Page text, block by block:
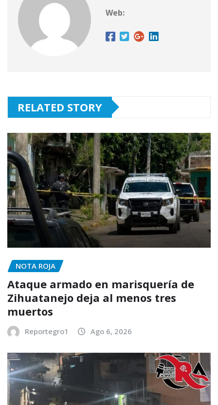
Web:
RELATED STORY
NOTA ROJA
Ataque armado en marisquería de
Zihuatanejo deja al menos tres
muertos
Reportegro1 Ago 6, 2026